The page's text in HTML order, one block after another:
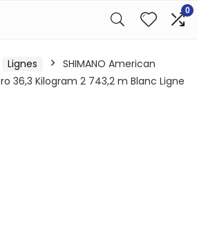
0
Lignes
SHIMANO American
36,3 Kilogram 2 743,2 m Blanc Ligne